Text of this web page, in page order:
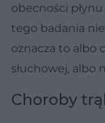
obecności
tego badania nie
oznacza to albo
słuchowej, albo
Choroby